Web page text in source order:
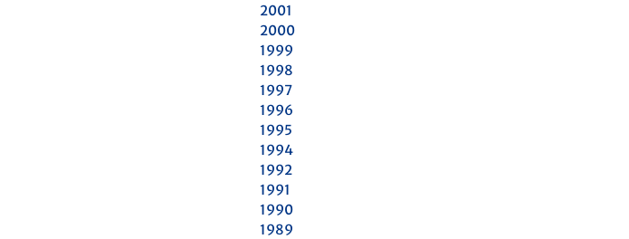
2001
2000
1999
1998
1997
1996
1995
1994
1992
1991
1990
1989